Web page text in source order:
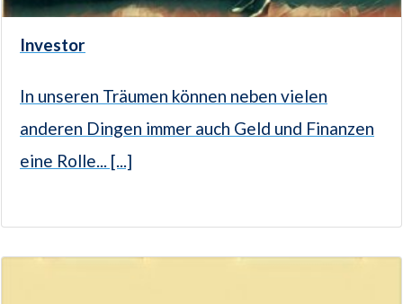
Investor
In unseren Träumen können neben vielen
anderen Dingen immer auch Geld und Finanzen
eine Rolle... [...]